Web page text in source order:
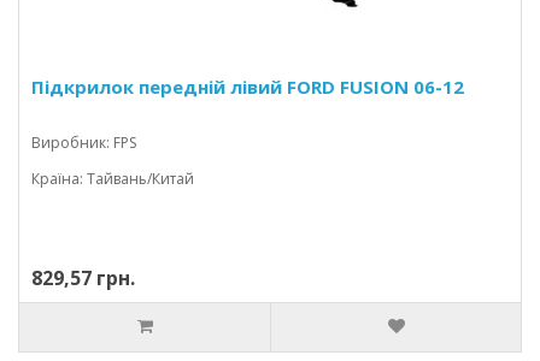
Підкрилок передній лівий FORD FUSION 06-12
Виробник: FPS
Країна: Тайвань/Китай
829,57 грн.